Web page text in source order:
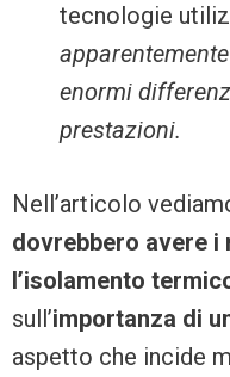
tecnologie
enormi
prestazioni.
Nell’articolo
dovrebbero avere
l’isolamento
sull’importanza di
aspetto che incide